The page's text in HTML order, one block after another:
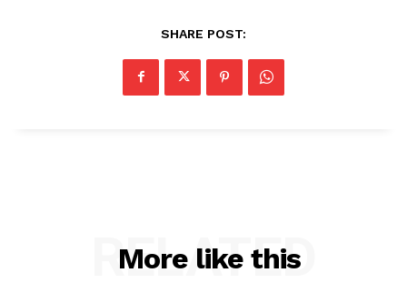
SHARE POST:
More like this
RELATED